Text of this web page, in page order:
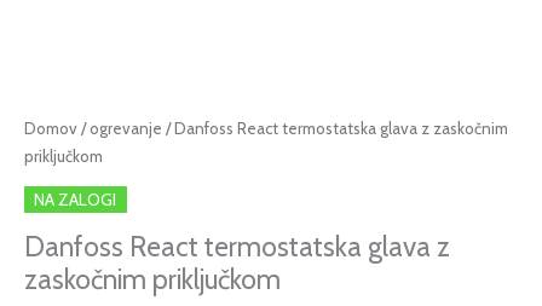
Domov/ogrevanje / Danfoss React termostatska glava z zaskočnim
priključkom
NA ZALOGI
Danfoss React termostatska glava z
zaskočnim priključkom
Cenovni
do
37,44 €
Danfoss
React
termostatska
glava
z
zaskočnim
priključkom